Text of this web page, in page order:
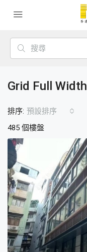
Grid Full Width
485 個樓盤
排序: 預設排序